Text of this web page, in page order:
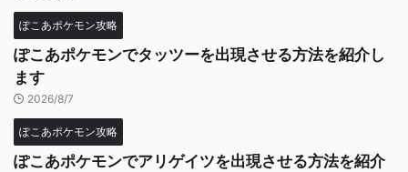
ぽこあポケモン攻略
ぽこあポケモンでタッツーを出現させる方法を紹介し
ます
2026/8/7
ぽこあポケモン攻略
ぽこあポケモンでアリゲイツを出現させる方法を紹介